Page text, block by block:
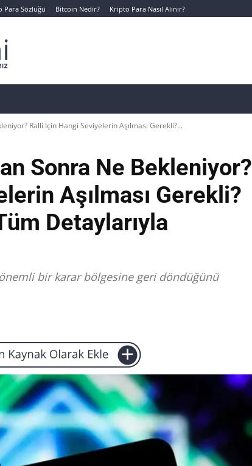
Para Sözlüğü Bitcoin Nedir? Kripto Para Nasıl Alınır?
Ralli İçin Hangi Seviyelerin Aşılması Gerekli?...
Sonra Ne Bekleniyor?
Aşılması Gerekli?
Detaylarıyla
bir karar bölgesine geri döndüğünü